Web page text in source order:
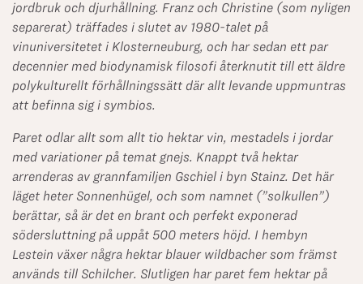
jordbruk och djurhållning. Franz och Christine (som nyligen
separerat) träffades i slutet av 1980-talet på
vinuniversitetet i Klosterneuburg, och har sedan ett par
decennier med biodynamisk filosofi återknutit till ett äldre
polykulturellt förhållningssätt där allt levande uppmuntras
att befinna sig i symbios.
Paret odlar allt som allt tio hektar vin, mestadels i jordar
med variationer på temat gnejs. Knappt två hektar
arrenderas av grannfamiljen Gschiel i byn Stainz. Det här
läget heter Sonnenhügel, och som namnet (”solkullen”)
berättar, så är det en brant och perfekt exponerad
södersluttning på uppåt 500 meters höjd. I hembyn
Lestein växer några hektar blauer wildbacher som främst
används till Schilcher. Slutligen har paret fem hektar på